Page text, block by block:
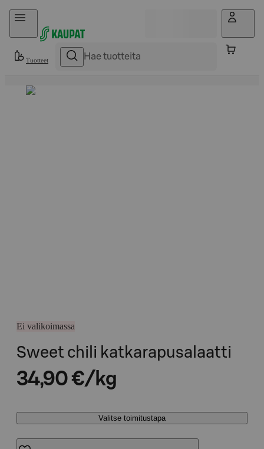
Hyppää sisältöön
Tuotteet
Ei valikoimassa
Sweet chili katkarapusalaatti
34,90 €/kg
Valitse toimitustapa